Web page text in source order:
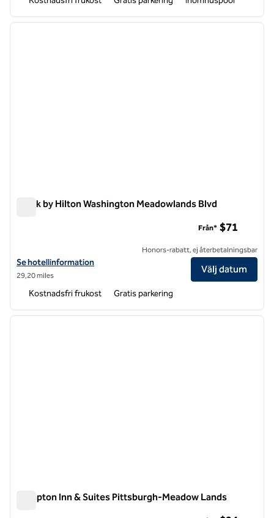
1 av 12
nästa
Spark by Hilton Washington Meadowlands Blvd
Visa hotelluppgifter för Spark by Hilton Washington Meadowlands
Se hotellinformation
29,20 miles
Från* $71
Honors-rabatt, ej återbetalningsbar
Välj datum
Kostnadsfri frukost Gratis parkering
1 av 12
nästa
Hampton Inn & Suites Pittsburgh-Meadow Lands